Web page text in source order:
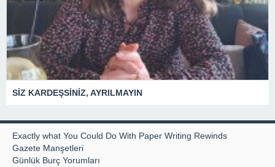
SİZ KARDEŞSİNİZ, AYRILMAYIN
Exactly what You Could Do With Paper Writing Rewinds
Gazete Manşetleri
Günlük Burç Yorumları